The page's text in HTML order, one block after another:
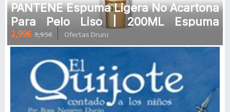
PANTENE Espuma Ligera No Acartona
Para Pelo Liso | 200ML Espuma
nutritiva
2,99€ 3,95€ Ofertas Druni